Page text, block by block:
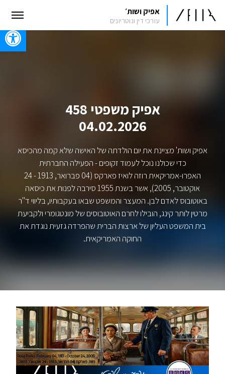
אפיק ושות׳
עורכי דין ונוטריונים
אפיק משפטי 458
04.02.2026
אפיק ושות' מציינת את יום הולדתה של האישה שלא קמה מהכיסא
כדי שכולנו נוכל לעמוד זקופים - הפעילה החברתית
האפרו-אמריקאית רוזה לואיז פארקס (04 פברואר, 1913 - 24
אוקטובר, 2005), אשר בשנת 1955 סירבה לפנות את כיסאה
באוטובוס לאדם לבן. המעצר והמשפט שבאו בעקבותיו, בליווי ד"ר
מרטין לותר קינג, הובילו לחרם האוטובוסים של מונטגומרי ולקביעת
בית המשפט העליון של ארצות הברית שהפרדה גזעית נוגדת את
החוקה האמריקאית.